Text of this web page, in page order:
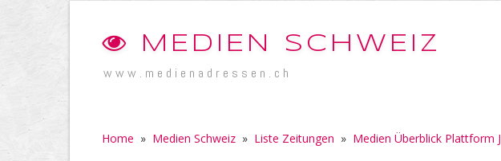
MEDIEN SCHWEIZ
www.medienadressen.ch
Home » Medien Schweiz » Liste Zeitungen » Medien Überblick Plattform J